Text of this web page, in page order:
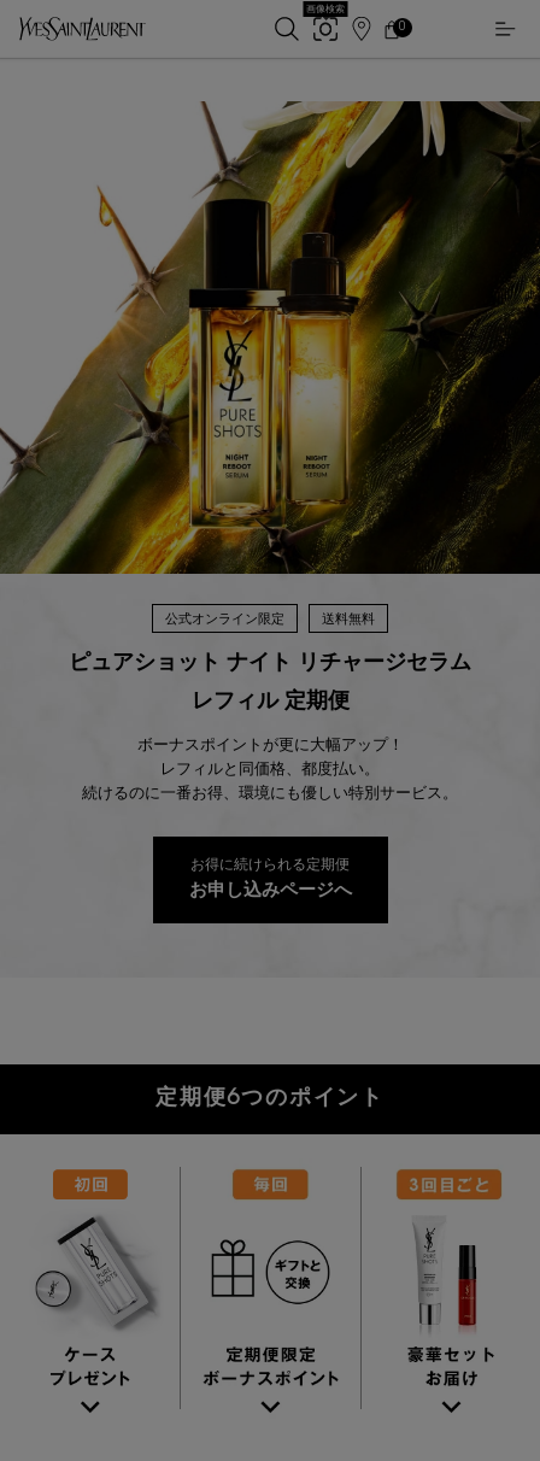
画像検索
店
舗
索
カ
ー
0
0 カート内の製品
公式オンライン限定 送料無料
ピュアショット ナイト リチャージセラム
レフィル 定期便
ボーナスポイントが更に大幅アップ！
レフィルと同価格、都度払い。
続けるのに一番お得、環境にも優しい特別サービス。
お得に続けられる定期便
お申し込みページへ
定期便6つのポイント